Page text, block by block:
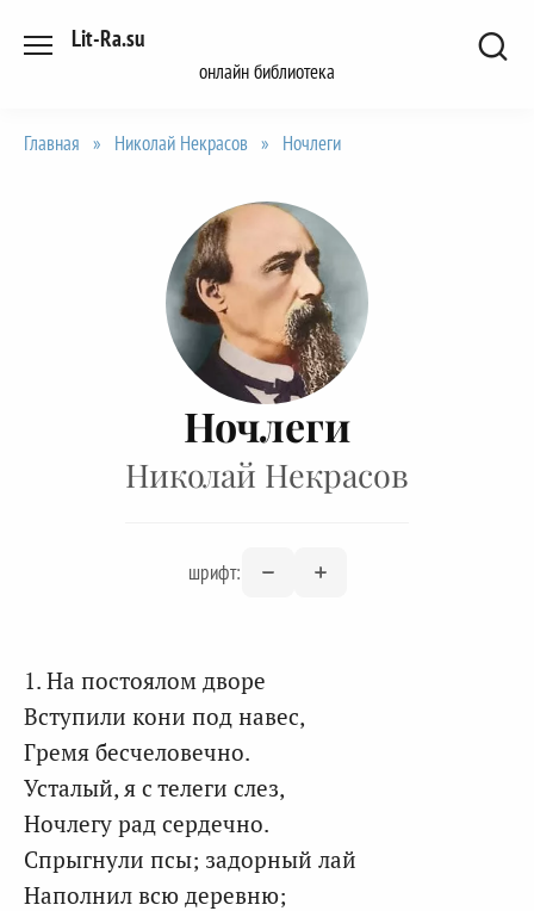
Lit-Ra.su
онлайн библиотека
Главная » Николай Некрасов » Ночлеги
Ночлеги
Николай Некрасов
шрифт:
1. На постоялом дворе
Вступили кони под навес,
Гремя бесчеловечно.
Усталый, я с телеги слез,
Ночлегу рад сердечно.
Спрыгнули псы; задорный лай
Наполнил всю деревню;